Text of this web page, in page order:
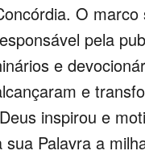
O
pela
e
e
inspirou e
sua Palavra a